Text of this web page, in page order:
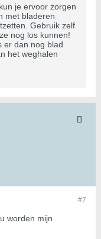
je ervoor zorgen
met bladeren
Gebruik zelf
nog los kunnen!
er dan nog blad
het weghalen
#7
worden mijn